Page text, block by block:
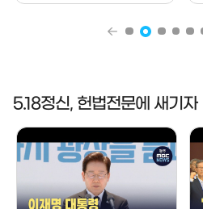
5.18정신, 헌법전문에 새기자